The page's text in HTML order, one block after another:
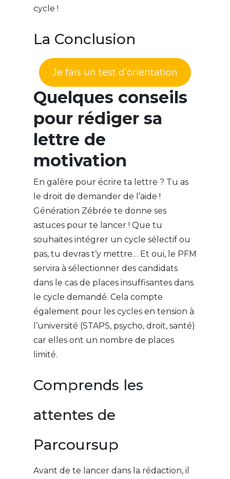
cycle !
La Conclusion
Je fais un test d’orientation
Quelques conseils
pour rédiger sa
lettre de
motivation
En galère pour écrire ta lettre ? Tu as
le droit de demander de l’aide !
Génération Zébrée te donne ses
astuces pour te lancer ! Que tu
souhaites intégrer un cycle sélectif ou
pas, tu devras t’y mettre… Et oui, le PFM
servira à sélectionner des candidats
dans le cas de places insuffisantes dans
le cycle demandé. Cela compte
également pour les cycles en tension à
l’université (STAPS, psycho, droit, santé)
car elles ont un nombre de places
limité.
Comprends les
attentes de
Parcoursup
Avant de te lancer dans la rédaction, il